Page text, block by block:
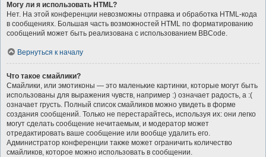
Могу ли я использовать HTML?
Нет. На этой конференции невозможны отправка и обработка HTML-кода
в сообщениях. Большая часть возможностей HTML по форматированию
сообщений может быть реализована с использованием BBCode.
Вернуться к началу
Что такое смайлики?
Смайлики, или эмотиконы — это маленькие картинки, которые могут быть
использованы для выражения чувств, например :) означает радость, а :(
означает грусть. Полный список смайликов можно увидеть в форме
создания сообщений. Только не перестарайтесь, используя их: они легко
могут сделать сообщение нечитаемым, и модератор может
отредактировать ваше сообщение или вообще удалить его.
Администратор конференции также может ограничить количество
смайликов, которое можно использовать в сообщении.